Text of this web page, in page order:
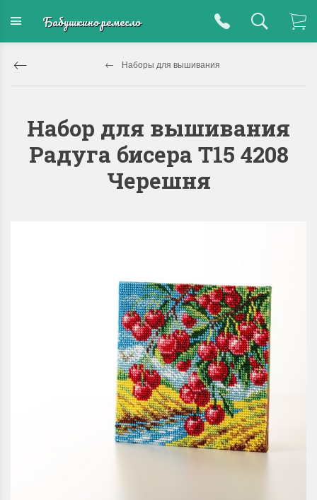
Бабушкино ремесло
Наборы для вышивания
Набор для вышивания
Радуга бисера Т15 4208
Черешня